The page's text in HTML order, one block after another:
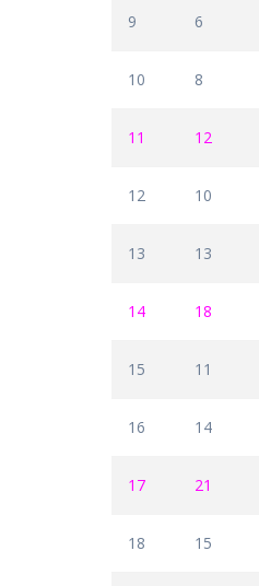
9 6
10 8
11 12
12 10
13 13
14 18
15 11
16 14
17 21
18 15